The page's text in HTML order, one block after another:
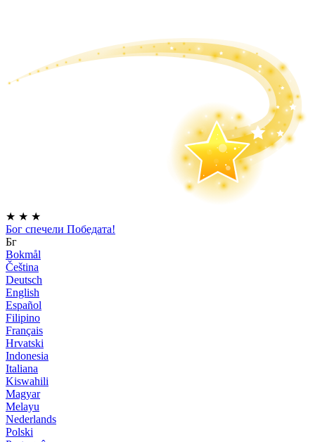
★ ★ ★
Бог спечели Победата!
Бг
Bokmål
Čeština
Deutsch
English
Español
Filipino
Français
Hrvatski
Indonesia
Italiana
Kiswahili
Magyar
Melayu
Nederlands
Polski